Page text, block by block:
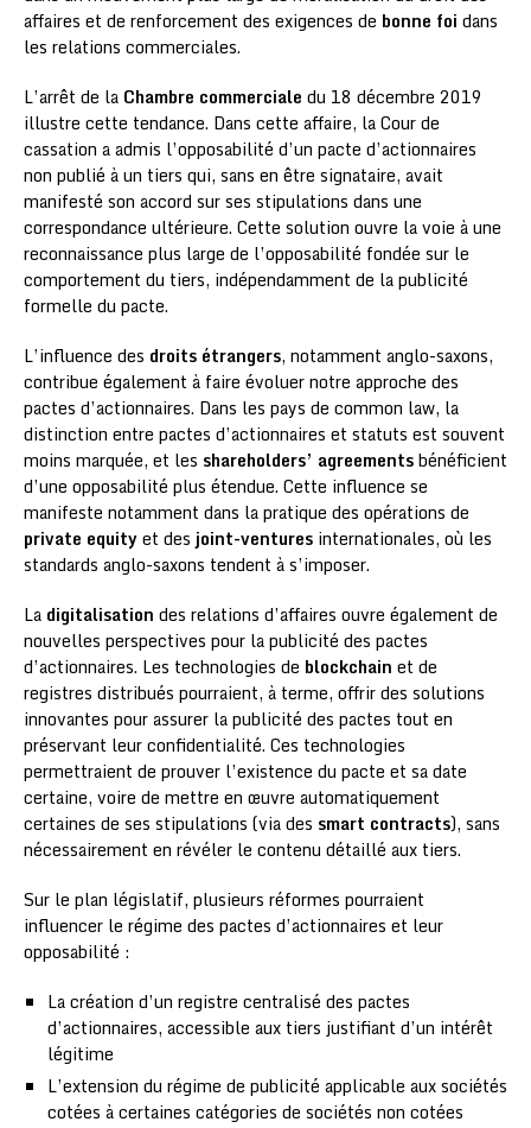
affaires et de renforcement des exigences de bonne foi dans
les relations commerciales.
L’arrêt de la Chambre commerciale du 18 décembre 2019
illustre cette tendance. Dans cette affaire, la Cour de
cassation a admis l’opposabilité d’un pacte d’actionnaires
non publié à un tiers qui, sans en être signataire, avait
manifesté son accord sur ses stipulations dans une
correspondance ultérieure. Cette solution ouvre la voie à une
reconnaissance plus large de l’opposabilité fondée sur le
comportement du tiers, indépendamment de la publicité
formelle du pacte.
L’influence des droits étrangers, notamment anglo-saxons,
contribue également à faire évoluer notre approche des
pactes d’actionnaires. Dans les pays de common law, la
distinction entre pactes d’actionnaires et statuts est souvent
moins marquée, et les shareholders’ agreementsbénéficient
d’une opposabilité plus étendue. Cette influence se
manifeste notamment dans la pratique des opérations de
private equityet des joint-ventures internationales, où les
standards anglo-saxons tendent à s’imposer.
La digitalisation des relations d’affaires ouvre également de
nouvelles perspectives pour la publicité des pactes
d’actionnaires. Les technologies de blockchain et de
registres distribués pourraient, à terme, offrir des solutions
innovantes pour assurer la publicité des pactes tout en
préservant leur confidentialité. Ces technologies
permettraient de prouver l’existence du pacte et sa date
certaine, voire de mettre en œuvre automatiquement
certaines de ses stipulations (via des smart contracts), sans
nécessairement en révéler le contenu détaillé aux tiers.
Sur le plan législatif, plusieurs réformes pourraient
influencer le régime des pactes d’actionnaires et leur
opposabilité :
La création d’un registre centralisé des pactes
d’actionnaires, accessible aux tiers justifiant d’un intérêt
légitime
L’extension du régime de publicité applicable aux sociétés
cotées à certaines catégories de sociétés non cotées